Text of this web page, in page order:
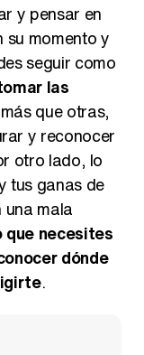
y pensar en
su momento y
seguir como
las
que otras,
y reconocer
otro lado, lo
tus ganas de
una mala
necesites
dónde
.